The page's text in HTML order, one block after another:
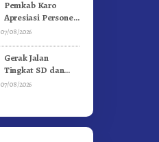
Foto Dan
Videokan!
Pemkab Karo
Apresiasi Personel
Satpol PP, Linmas,
Kebakaran
07/08/2026
Gerak Jalan
Tingkat SD dan
SMP Untuk
Sekda Karo
07/08/2026